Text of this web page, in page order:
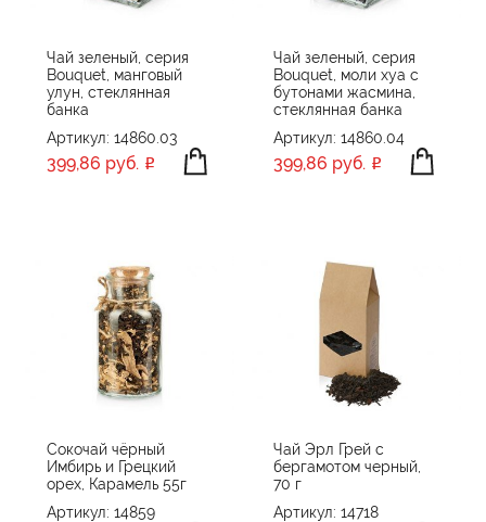
Чай зеленый, серия
Bouquet, манговый
улун, стеклянная
банка
Артикул: 14860.03
399,86 руб.
Чай зеленый, серия
Bouquet, моли хуа с
бутонами жасмина,
стеклянная банка
Артикул: 14860.04
399,86 руб.
Сокочай чёрный
Имбирь и Грецкий
орех, Карамель 55г
Артикул: 14859
Чай Эрл Грей с
бергамотом черный,
70 г
Артикул: 14718